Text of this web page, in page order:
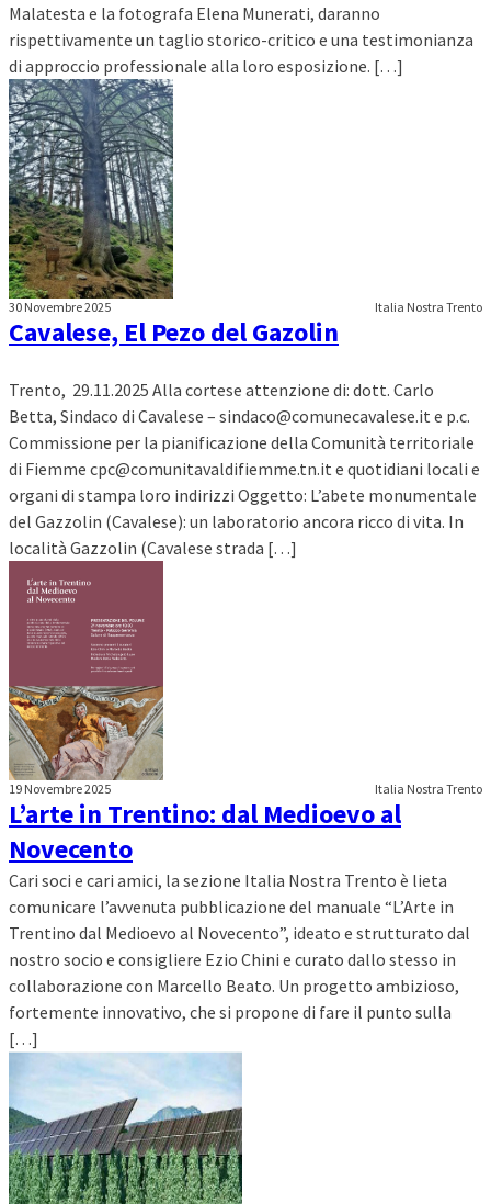
Malatesta e la fotografa Elena Munerati, daranno
rispettivamente un taglio storico-critico e una testimonianza
di approccio professionale alla loro esposizione. […]
30 Novembre 2025 Italia Nostra Trento
Cavalese, El Pezo del Gazolin
Trento, 29.11.2025 Alla cortese attenzione di: dott. Carlo
Betta, Sindaco di Cavalese – sindaco@comunecavalese.it e p.c.
Commissione per la pianificazione della Comunità territoriale
di Fiemme cpc@comunitavaldifiemme.tn.it e quotidiani locali e
organi di stampa loro indirizzi Oggetto: L’abete monumentale
del Gazzolin (Cavalese): un laboratorio ancora ricco di vita. In
località Gazzolin (Cavalese strada […]
19 Novembre 2025 Italia Nostra Trento
L’arte in Trentino: dal Medioevo al
Novecento
Cari soci e cari amici, la sezione Italia Nostra Trento è lieta
comunicare l’avvenuta pubblicazione del manuale “L’Arte in
Trentino dal Medioevo al Novecento”, ideato e strutturato dal
nostro socio e consigliere Ezio Chini e curato dallo stesso in
collaborazione con Marcello Beato. Un progetto ambizioso,
fortemente innovativo, che si propone di fare il punto sulla
[…]